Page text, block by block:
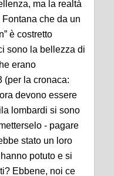
ma la realtà
Fontana che da un
è costretto
sono la bellezza di
erano
(per la cronaca:
devono essere
lombardi si sono
- pagare
stato un loro
potuto e si
Ebbene, noi ce